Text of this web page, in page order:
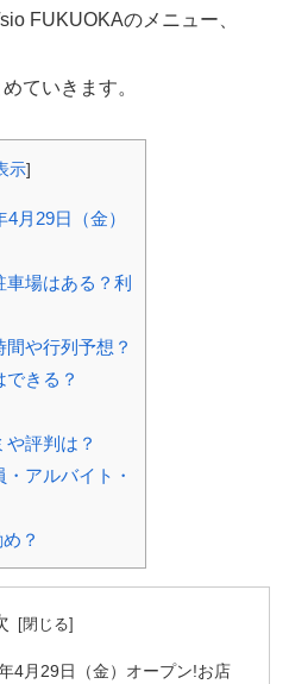
FUKUOKAのメニュー、
ていきます。
示]
月29日（金）
場はある？利
や行列予想？
きる？
評判は？
アルバイト・
？
4月29日（金）オープン!お店